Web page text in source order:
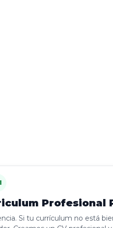
Profesional
Si tu currículum no está